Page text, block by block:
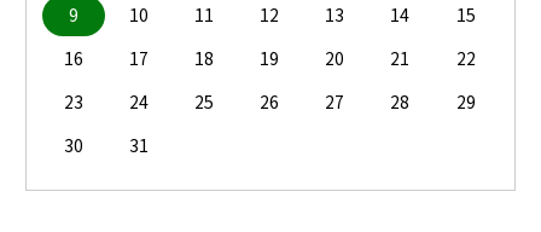
9
10 11 12 13 14
15
16
17 18 19 20 21
22
23
24 25 26 27 28
29
30
31